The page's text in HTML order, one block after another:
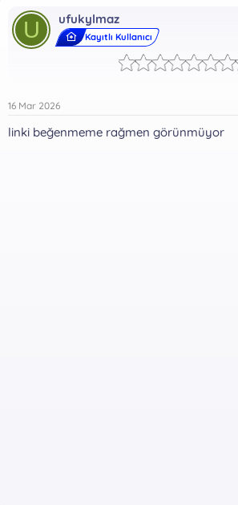
U ufukylmaz
Kayıtlı Kullanıcı
16 Mar 2026
linki beğenmeme rağmen görünmüyor